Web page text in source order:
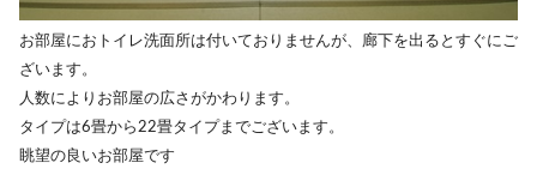
お部屋におトイレ洗面所は付いておりませんが、廊下を出るとすぐにご
ざいます。
人数によりお部屋の広さがかわります。
タイプは6畳から22畳タイプまでございます。
眺望の良いお部屋です